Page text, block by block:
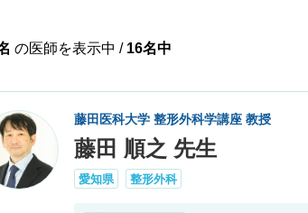
の医師を表示中 / 16名中
藤田医科大学 整形外科学講座 教授
藤田 順之 先生
愛知県 整形外科